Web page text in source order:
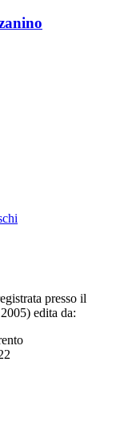
presso il
edita da: